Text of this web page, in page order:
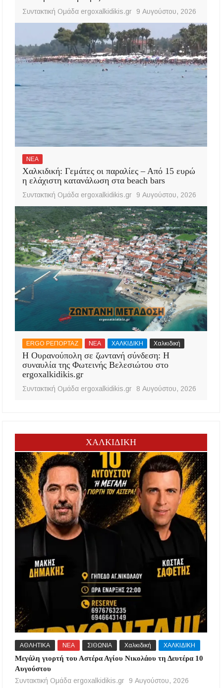
Συντακτική Ομάδα ergoxalkidikis.gr 9 Αυγούστου, 2026
ΝΕΑ
Χαλκιδική: Γεμάτες οι παραλίες – Από 15 ευρώ
η ελάχιστη κατανάλωση στα beach bars
Συντακτική Ομάδα ergoxalkidikis.gr 9 Αυγούστου, 2026
ERGO ΡΕΠΟΡΤΑΖ ΝΕΑ ΧΑΛΚΙΔΙΚΗ Χαλκιδική
Η Ουρανούπολη σε ζωντανή σύνδεση: Η
συναυλία της Φωτεινής Βελεσιώτου στο
ergoxalkidikis.gr
Συντακτική Ομάδα ergoxalkidikis.gr 8 Αυγούστου, 2026
ΧΑΛΚΙΔΙΚΗ
ΑΘΛΗΤΙΚΑ ΝΕΑ ΣΙΘΩΝΙΑ Χαλκιδική ΧΑΛΚΙΔΙΚΗ
Μεγάλη γιορτή του Αστέρα Αγίου Νικολάου τη Δευτέρα 10
Αυγούστου
Συντακτική Ομάδα ergoxalkidikis.gr
9 Αυγούστου, 2026